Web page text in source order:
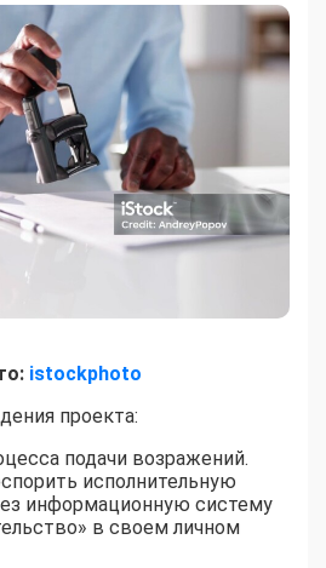
istockphoto
проекта:
подачи возражений.
исполнительную
информационную систему
в своем личном